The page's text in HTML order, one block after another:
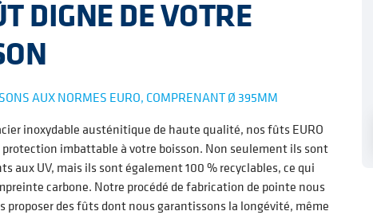
DIGNE DE VOTRE
AUX NORMES EURO, COMPRENANT Ø 395MM
inoxydable austénitique de haute qualité, nos fûts EURO
imbattable à votre boisson. Non seulement ils sont
aux UV, mais ils sont également 100 % recyclables, ce qui
carbone. Notre procédé de fabrication de pointe nous
proposer des fûts dont nous garantissons la longévité, même